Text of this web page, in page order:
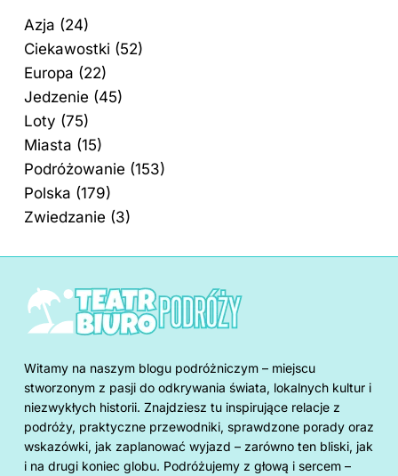
Azja (24)
Ciekawostki (52)
Europa (22)
Jedzenie (45)
Loty (75)
Miasta (15)
Podróżowanie (153)
Polska (179)
Zwiedzanie (3)
Witamy na naszym blogu podróżniczym – miejscu
stworzonym z pasji do odkrywania świata, lokalnych kultur i
niezwykłych historii. Znajdziesz tu inspirujące relacje z
podróży, praktyczne przewodniki, sprawdzone porady oraz
wskazówki, jak zaplanować wyjazd – zarówno ten bliski, jak
i na drugi koniec globu. Podróżujemy z głową i sercem –